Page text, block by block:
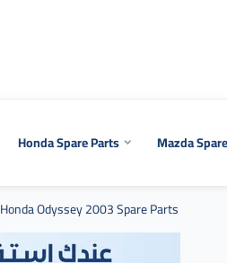
Honda Spare Parts Mazda
Honda Odyssey 2003 Spare Parts